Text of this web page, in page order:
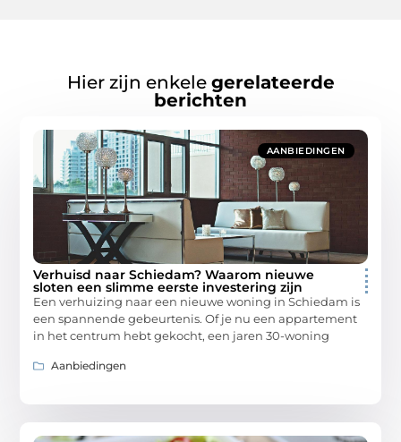
Hier zijn enkele gerelateerde
berichten
AANBIEDINGEN
Verhuisd naar Schiedam? Waarom nieuwe
sloten een slimme eerste investering zijn
Een verhuizing naar een nieuwe woning in Schiedam is
een spannende gebeurtenis. Of je nu een appartement
in het centrum hebt gekocht, een jaren 30-woning
Aanbiedingen